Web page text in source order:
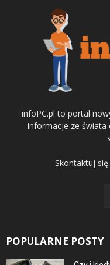
infoPC.pl to portal
informacje ze świata
Skontaktuj się
POPULARNE POSTY